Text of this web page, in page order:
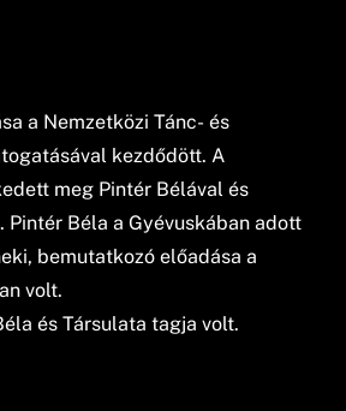
a Nemzetközi Tánc- és
kezdődött. A
meg Pintér Bélával és
Béla a Gyévuskában adott
bemutatkozó előadása a
volt.
és Társulata tagja volt.